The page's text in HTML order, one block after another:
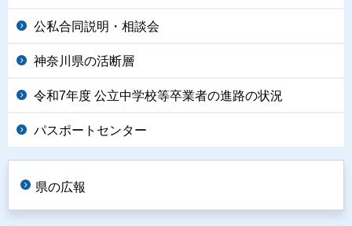
公私合同説明・相談会
神奈川県の活断層
令和7年度 公立中学校等卒業者の進路の状況
パスポートセンター
県の広報